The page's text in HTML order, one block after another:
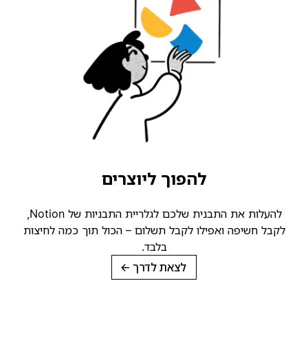
להפוך ליוצרים
להעלות את התבנית שלכם לגלריית התבניות של Notion,
לקבל חשיפה ואפילו לקבל תשלום – הכול תוך כמה לחיצות
בלבד.
לצאת לדרך →